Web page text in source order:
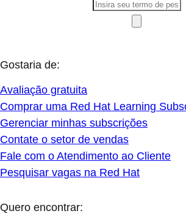
Gostaria de:
Avaliação gratuita
Comprar uma Red Hat Learning
Gerenciar minhas subscrições
Contate o setor de vendas
Fale com o Atendimento ao Cliente
Pesquisar vagas na Red Hat
Quero encontrar: